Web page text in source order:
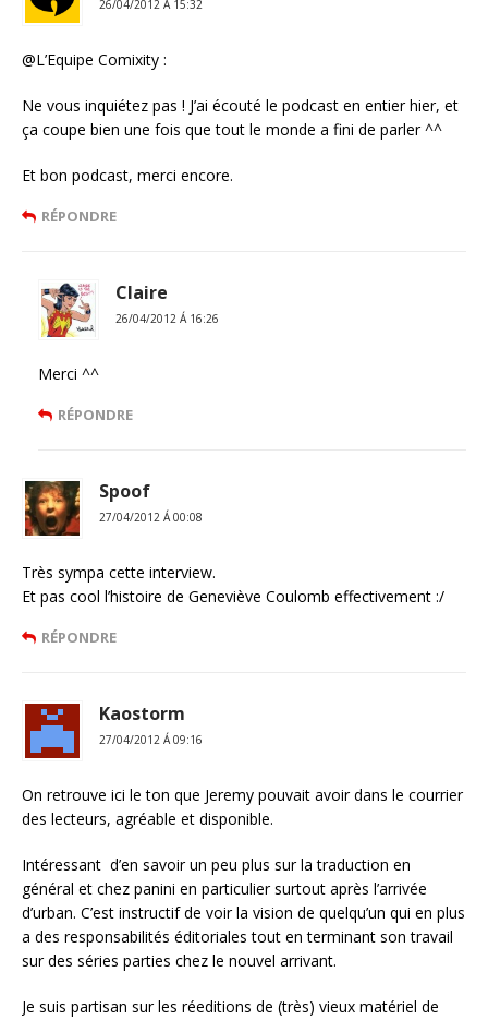
26/04/2012 Á 15:32
@L’Equipe Comixity :
Ne vous inquiétez pas ! J’ai écouté le podcast en entier hier, et
ça coupe bien une fois que tout le monde a fini de parler ^^
Et bon podcast, merci encore.
RÉPONDRE
Claire
26/04/2012 Á 16:26
Merci ^^
RÉPONDRE
Spoof
27/04/2012 Á 00:08
Très sympa cette interview.
Et pas cool l’histoire de Geneviève Coulomb effectivement :/
RÉPONDRE
Kaostorm
27/04/2012 Á 09:16
On retrouve ici le ton que Jeremy pouvait avoir dans le courrier
des lecteurs, agréable et disponible.
Intéressant d’en savoir un peu plus sur la traduction en
général et chez panini en particulier surtout après l’arrivée
d’urban. C’est instructif de voir la vision de quelqu’un qui en plus
a des responsabilités éditoriales tout en terminant son travail
sur des séries parties chez le nouvel arrivant.
Je suis partisan sur les réeditions de (très) vieux matériel de